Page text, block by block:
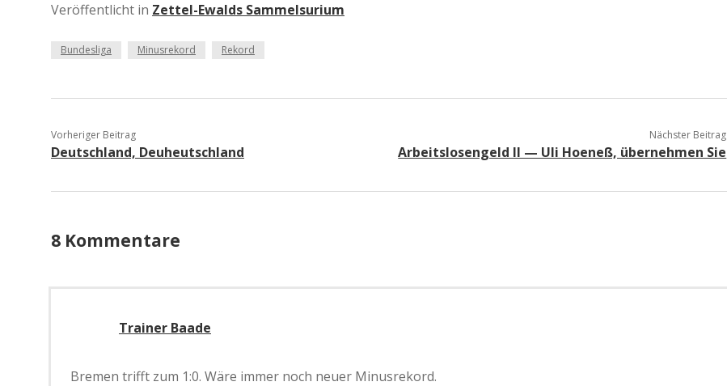
a
d
e
Veröffentlicht in Zettel-Ewalds Sammelsurium
Bundesliga Minusrekord Rekord
Vorheriger Beitrag
Deutschland, Deuheutschland
Nächster Beitrag
Arbeitslosengeld II — Uli Hoeneß, übernehmen Sie
8 Kommentare
Trainer Baade
Bremen trifft zum 1:0. Wäre immer noch neuer Minusrekord.